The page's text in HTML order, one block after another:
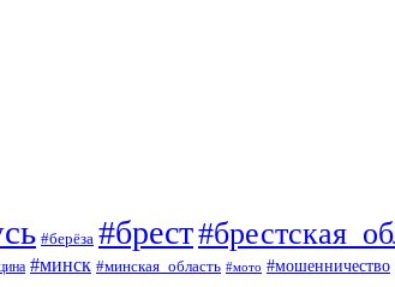
#берёза #брест
#минск #минская_область #мото #мошенничество